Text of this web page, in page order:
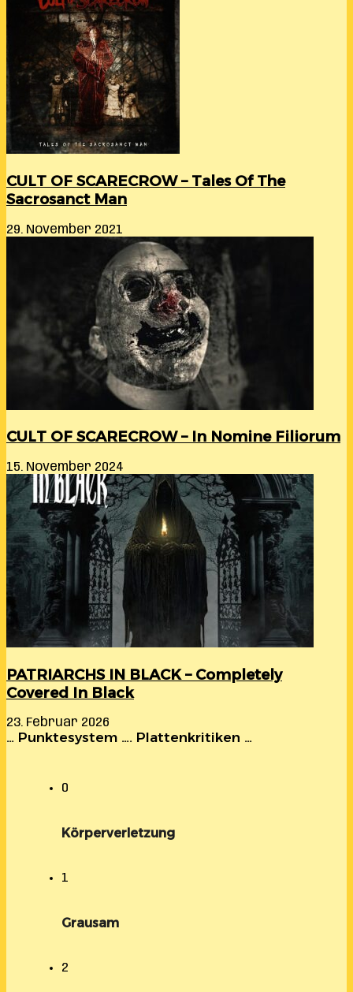
CULT OF SCARECROW – Tales Of The
Sacrosanct Man
29. November 2021
CULT OF SCARECROW – In Nomine Filiorum
15. November 2024
PATRIARCHS IN BLACK – Completely
Covered In Black
23. Februar 2026
… Punktesystem …. Plattenkritiken …
0
Körperverletzung
1
Grausam
2